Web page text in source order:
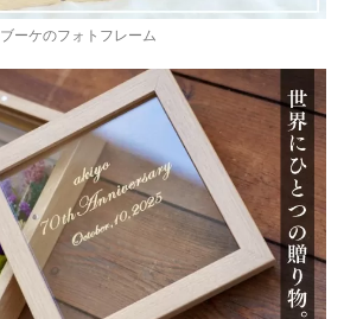
ブーケのフォトフレーム